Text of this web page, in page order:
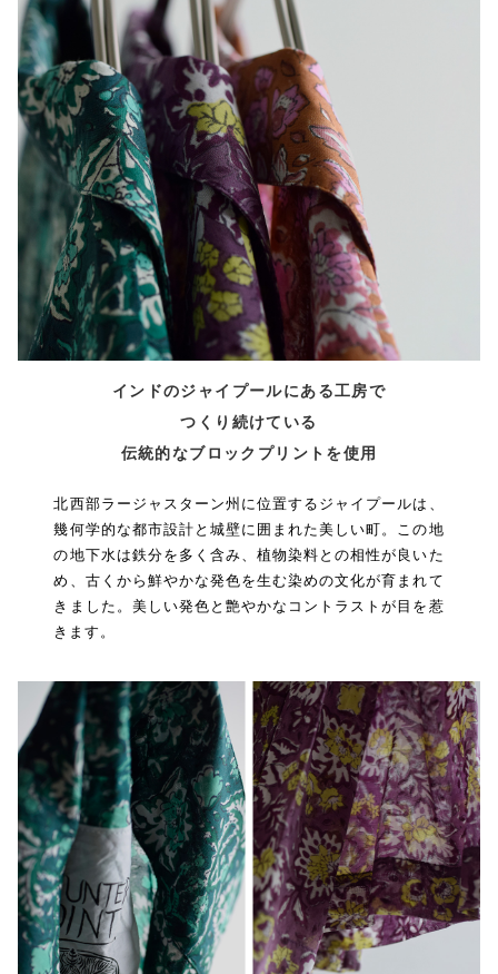
インドのジャイプールにある工房で
つくり続けている
伝統的なブロックプリントを使用
北西部ラージャスターン州に位置するジャイプールは、
幾何学的な都市設計と城壁に囲まれた美しい町。この地
の地下水は鉄分を多く含み、植物染料との相性が良いた
め、古くから鮮やかな発色を生む染めの文化が育まれて
きました。美しい発色と艶やかなコントラストが目を惹
きます。